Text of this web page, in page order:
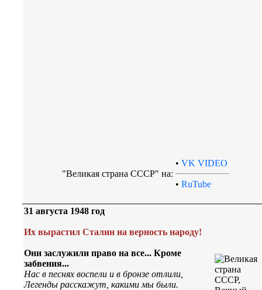
"Великая страна СССР" на:
• VK VIDEO
• RuTube
31 августа 1948 год
Их вырастил Сталин на верность народу!
Они заслужили право на все... Кроме
забвения...
Нас в песнях воспели и в бронзе отлили,
Легенды расскажут, какими мы были.